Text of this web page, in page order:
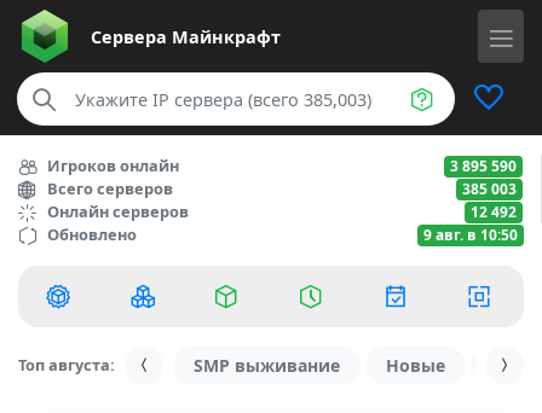
Сервера Майнкрафт
Игроков онлайн 3 895 590
Всего серверов 385 003
Онлайн серверов 12 492
Обновлено 9 авг. в 10:50
Топ августа: SMP выживание Новые С